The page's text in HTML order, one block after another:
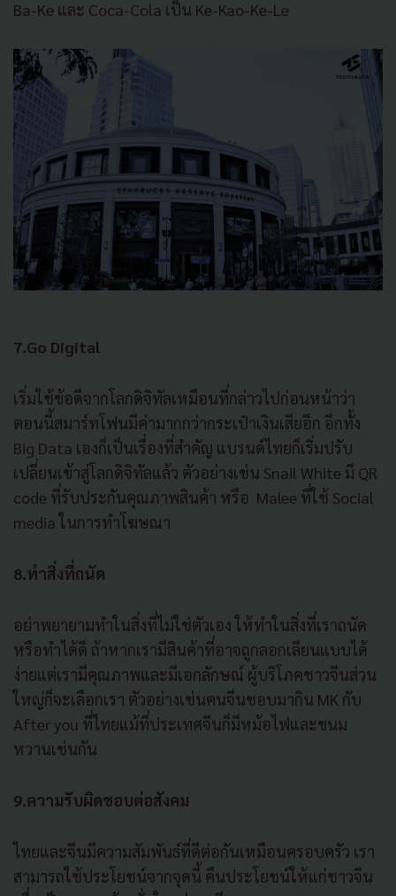
Ba-Ke และ Coca-Cola เป็น Ke-Kao-Ke-Le
7.Go Digital
เริ่มใช้ข้อดีจากโลกดิจิทัลเหมือนที่กล่าวไปก่อนหน้าว่า
ตอนนี้สมาร์ทโฟนมีค่ามากกว่ากระเป๋าเงินเสียอีก อีกทั้ง
Big Data เองก็เป็นเรื่องที่สำคัญ แบรนด์ไทยก็เริ่มปรับ
เปลี่ยนเข้าสู่โลกดิจิทัลแล้ว ตัวอย่างเช่น Snail White มี QR
code ที่รับประกันคุณภาพสินค้า หรือ Malee ที่ใช้ Social
media ในการทำโฆษณา
8.ทำสิ่งที่ถนัด
อย่าพยายามทำในสิ่งที่ไม่ใช่ตัวเอง ให้ทำในสิ่งที่เราถนัด
หรือทำได้ดี ถ้าหากเรามีสินค้าที่อาจถูกลอกเลียนแบบได้
ง่ายแต่เรามีคุณภาพและมีเอกลักษณ์ ผู้บริโภคชาวจีนส่วน
ใหญ่ก็จะเลือกเรา ตัวอย่างเช่นคนจีนชอบมากิน MK กับ
After you ที่ไทยแม้ที่ประเทศจีนก็มีหม้อไฟและขนม
หวานเช่นกัน
9.ความรับผิดชอบต่อสังคม
ไทยและจีนมีความสัมพันธ์ที่ดีต่อกันเหมือนครอบครัว เรา
สามารถใช้ประโยชน์จากจุดนี้ คืนประโยชน์ให้แก่ชาวจีน